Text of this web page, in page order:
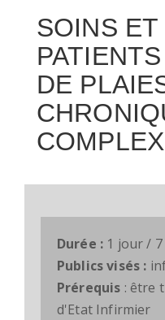
SOINS
DE
Durée : 1 jour /
Publics visés :
Prérequis : être
d'Etat Infirmier